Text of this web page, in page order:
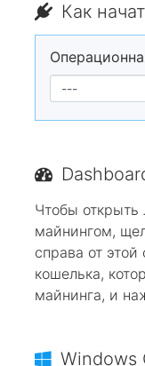
Как
Чтобы открыть
майнингом,
справа от
кошелька,
майнинга, и
Windows